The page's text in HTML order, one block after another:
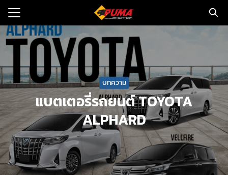
Skip
content
ก
อรี่รถยนต์
มและข่าว
จำหน่าย
Search
for:
บทความ
แบตเตอรี่รถยนต์ TOYOTA
ALPHARD